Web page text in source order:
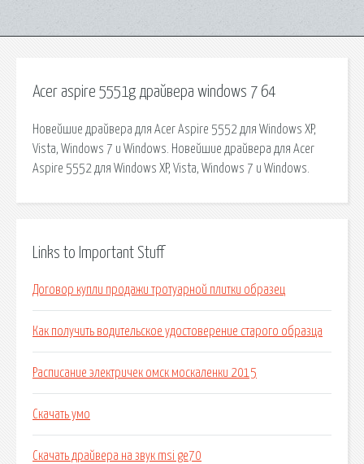
Acer aspire 5551g драйвера windows 7 64
Новейшие драйвера для Acer Aspire 5552 для Windows XP,
Vista, Windows 7 и Windows. Новейшие драйвера для Acer
Aspire 5552 для Windows XP, Vista, Windows 7 и Windows.
Links to Important Stuff
Договор купли продажи тротуарной плитки образец
Как получить водительское удостоверение старого образца
Расписание электричек омск москаленки 2015
Скачать умо
Скачать драйвера на звук msi ge70